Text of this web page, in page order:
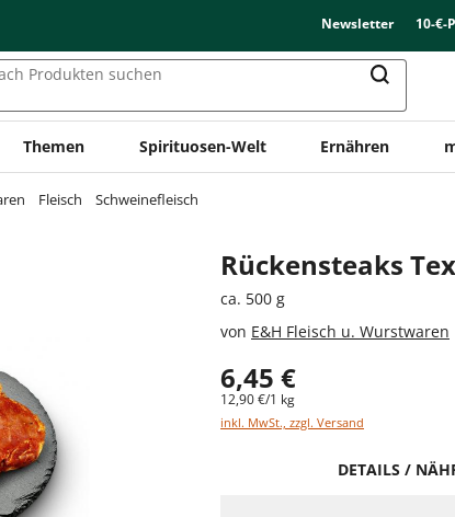
Newsletter 10-€-
Produkten suchen
Themen Spirituosen-Welt Ernähren
Fleisch Schweinefleisch
Rückensteaks
ca. 500 g
von E&H Fleisch u. Wurstwaren
6,45 €
12,90 €/1 kg
inkl. MwSt., zzgl. Versand
DETAILS /